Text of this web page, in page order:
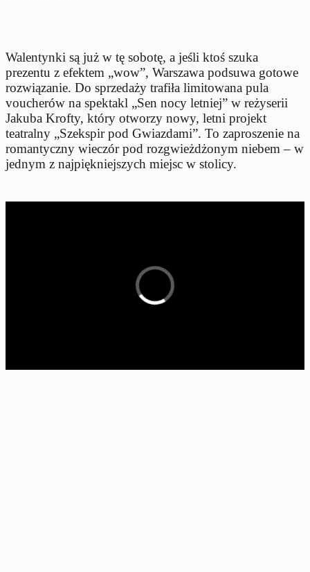
Walentynki są już w tę sobotę, a jeśli ktoś szuka
prezentu z efektem „wow”, Warszawa podsuwa gotowe
rozwiązanie. Do sprzedaży trafiła limitowana pula
voucherów na spektakl „Sen nocy letniej” w reżyserii
Jakuba Krofty, który otworzy nowy, letni projekt
teatralny „Szekspir pod Gwiazdami”. To zaproszenie na
romantyczny wieczór pod rozgwieżdżonym niebem – w
jednym z najpiękniejszych miejsc w stolicy.